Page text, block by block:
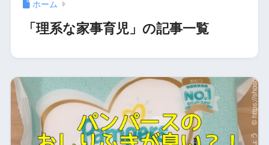
ホーム
「理系な家事育児」の記事一覧